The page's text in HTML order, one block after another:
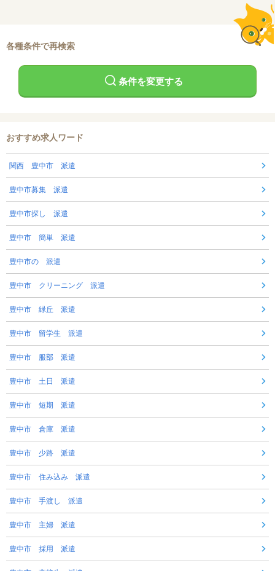
各種条件で再検索
条件を変更する
おすすめ求人ワード
関西 豊中市 派遣
豊中市募集 派遣
豊中市探し 派遣
豊中市 簡単 派遣
豊中市の 派遣
豊中市 クリーニング 派遣
豊中市 緑丘 派遣
豊中市 留学生 派遣
豊中市 服部 派遣
豊中市 土日 派遣
豊中市 短期 派遣
豊中市 倉庫 派遣
豊中市 少路 派遣
豊中市 住み込み 派遣
豊中市 手渡し 派遣
豊中市 主婦 派遣
豊中市 採用 派遣